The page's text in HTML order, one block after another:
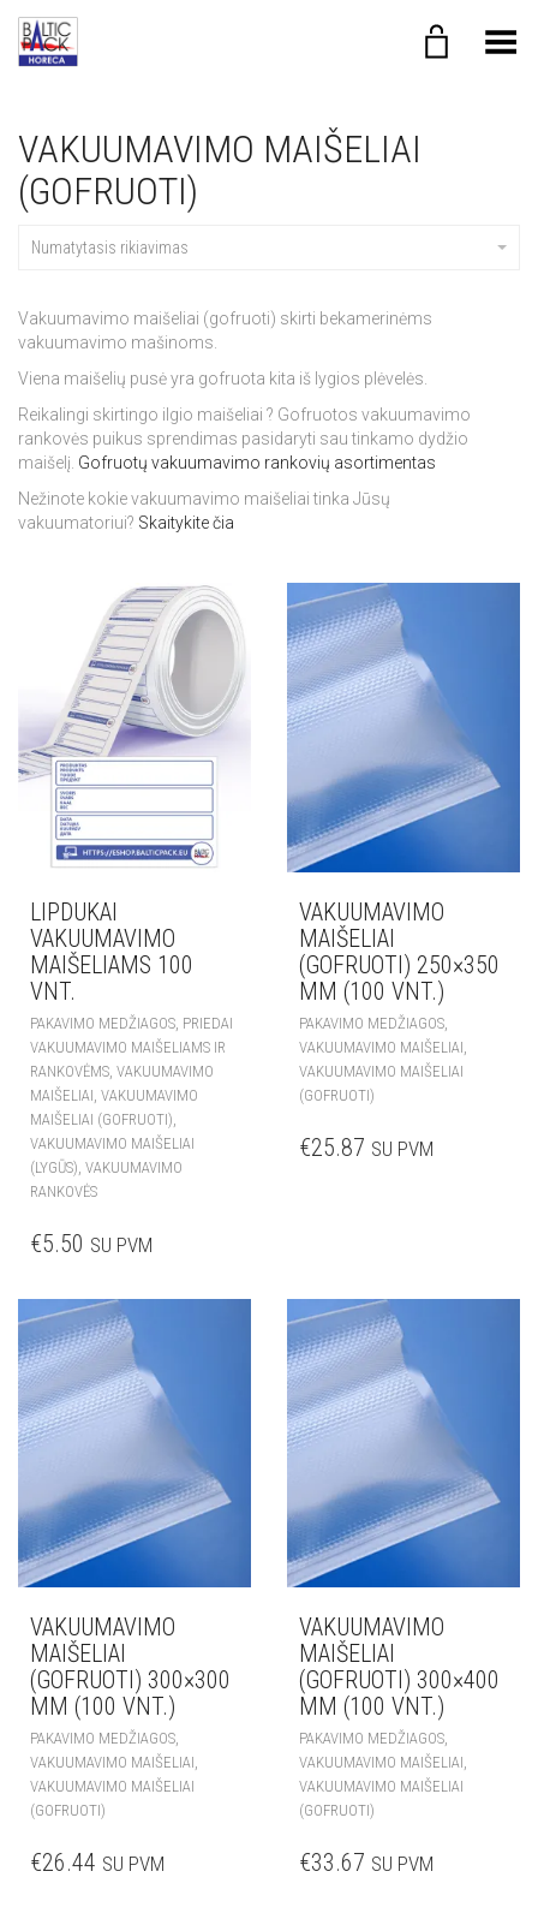
Toggle Menu
VAKUUMAVIMO MAIŠELIAI
(GOFRUOTI)
Numatytasis rikiavimas
Vakuumavimo maišeliai (gofruoti) skirti bekamerinėms
vakuumavimo mašinoms.
Viena maišelių pusė yra gofruota kita iš lygios plėvelės.
Reikalingi skirtingo ilgio maišeliai ? Gofruotos vakuumavimo
rankovės puikus sprendimas pasidaryti sau tinkamo dydžio
maišelį. Gofruotų vakuumavimo rankovių asortimentas
Nežinote kokie vakuumavimo maišeliai tinka Jūsų
vakuumatoriui? Skaitykite čia
LIPDUKAI
VAKUUMAVIMO
MAIŠELIAMS 100
VNT.
PAKAVIMO MEDŽIAGOS PRIEDAI
VAKUUMAVIMO MAIŠELIAMS IR
RANKOVĖMS VAKUUMAVIMO
MAIŠELIAI VAKUUMAVIMO
MAIŠELIAI (GOFRUOTI)
VAKUUMAVIMO MAIŠELIAI
(LYGŪS) VAKUUMAVIMO
RANKOVĖS
€5.50 SU PVM
VAKUUMAVIMO
MAIŠELIAI
(GOFRUOTI) 250×350
MM (100 VNT.)
PAKAVIMO MEDŽIAGOS
VAKUUMAVIMO MAIŠELIAI
VAKUUMAVIMO MAIŠELIAI
(GOFRUOTI)
€25.87 SU PVM
VAKUUMAVIMO
MAIŠELIAI
(GOFRUOTI) 300×300
MM (100 VNT.)
PAKAVIMO MEDŽIAGOS,
VAKUUMAVIMO MAIŠELIAI,
VAKUUMAVIMO MAIŠELIAI
(GOFRUOTI)
€26.44 SU PVM
VAKUUMAVIMO
MAIŠELIAI
(GOFRUOTI) 300×400
MM (100 VNT.)
PAKAVIMO MEDŽIAGOS,
VAKUUMAVIMO MAIŠELIAI,
VAKUUMAVIMO MAIŠELIAI
(GOFRUOTI)
€33.67 SU PVM